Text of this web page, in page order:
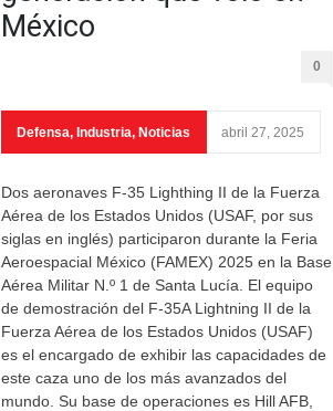
México
0
Defensa, Industria, Noticias abril 27, 2025
Dos aeronaves F-35 Lighthing II de la Fuerza
Aérea de los Estados Unidos (USAF, por sus
siglas en inglés) participaron durante la Feria
Aeroespacial México (FAMEX) 2025 en la Base
Aérea Militar N.º 1 de Santa Lucía. El equipo
de demostración del F-35A Lightning II de la
Fuerza Aérea de los Estados Unidos (USAF)
es el encargado de exhibir las capacidades de
este caza uno de los más avanzados del
mundo. Su base de operaciones es Hill AFB,